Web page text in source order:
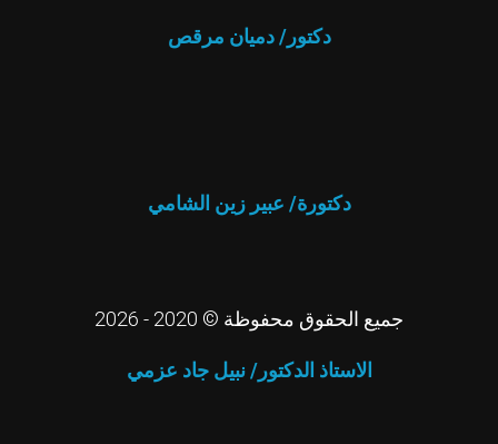
دكتور/ دميان مرقص
دكتورة/ عبير زين الشامي
جميع الحقوق محفوظة © 2020 - 2026
الاستاذ الدكتور/ نبيل جاد عزمي